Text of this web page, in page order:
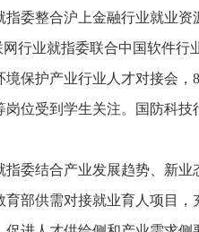
委整合沪上金融行业就业
行业就指委联合中国软件
保护产业行业人才对接会
位受到学生关注。国防科
指委结合产业发展趋势、新
部供需对接就业育人项目